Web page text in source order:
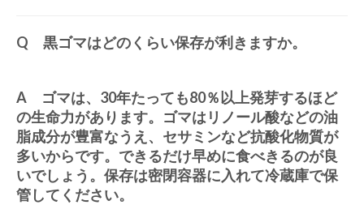
Q 黒ゴマはどのくらい保存が利きますか。
A ゴマは、30年たっても80％以上発芽するほど
の生命力があります。ゴマはリノール酸などの油
脂成分が豊富なうえ、セサミンなど抗酸化物質が
多いからです。できるだけ早めに食べきるのが良
いでしょう。保存は密閉容器に入れて冷蔵庫で保
管してください。